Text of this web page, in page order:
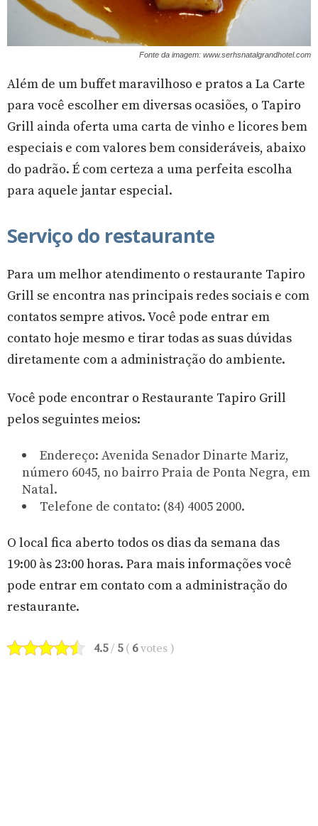
Fonte da imagem: www.serhsnatalgrandhotel.com
Além de um buffet maravilhoso e pratos a La Carte
para você escolher em diversas ocasiões, o Tapiro
Grill ainda oferta uma carta de vinho e licores bem
especiais e com valores bem consideráveis, abaixo
do padrão. É com certeza a uma perfeita escolha
para aquele jantar especial.
Serviço do restaurante
Para um melhor atendimento o restaurante Tapiro
Grill se encontra nas principais redes sociais e com
contatos sempre ativos. Você pode entrar em
contato hoje mesmo e tirar todas as suas dúvidas
diretamente com a administração do ambiente.
Você pode encontrar o Restaurante Tapiro Grill
pelos seguintes meios:
Endereço: Avenida Senador Dinarte Mariz,
número 6045, no bairro Praia de Ponta Negra, em
Natal.
Telefone de contato: (84) 4005 2000.
O local fica aberto todos os dias da semana das
19:00 às 23:00 horas. Para mais informações você
pode entrar em contato com a administração do
restaurante.
4.5/ 5 ( 6votes )